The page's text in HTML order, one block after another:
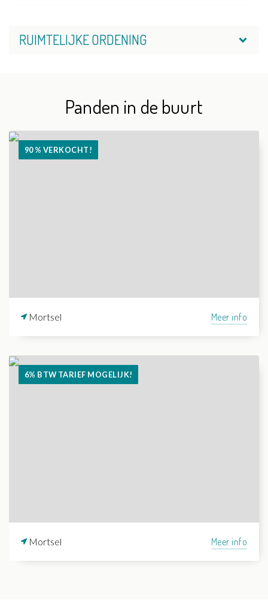
RUIMTELIJKE ORDENING
Panden in de buurt
90 % VERKOCHT!
Mortsel Meer info
6% BTW TARIEF MOGELIJK!
Mortsel Meer info